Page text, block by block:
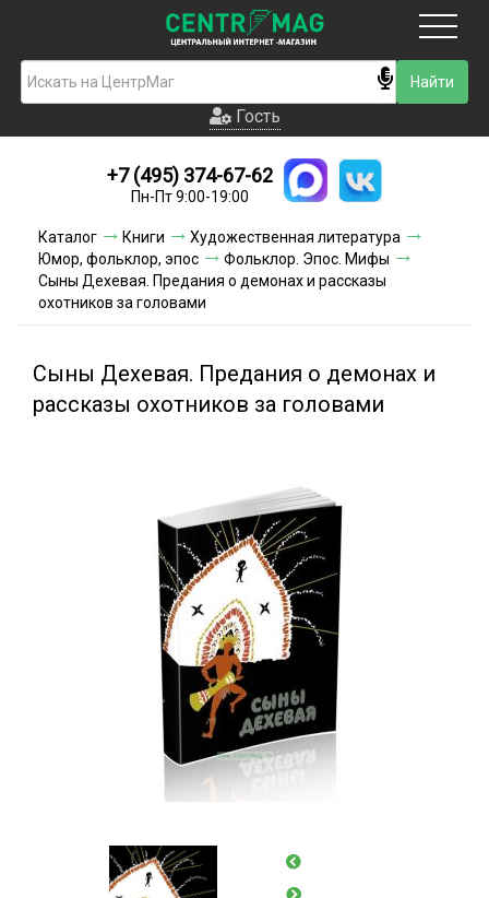
Гость
Новинки
Условия доставки
Условия оплаты
Акции и скидки
Гость
+7 (495) 374-67-62
Пн-Пт 9:00-19:00
Каталог Книги
Художественная литература
Юмор, фольклор, эпос
Фольклор. Эпос. Мифы
Сыны Дехевая. Предания о демонах и рассказы
охотников за головами
Сыны Дехевая. Предания о демонах и
рассказы охотников за головами